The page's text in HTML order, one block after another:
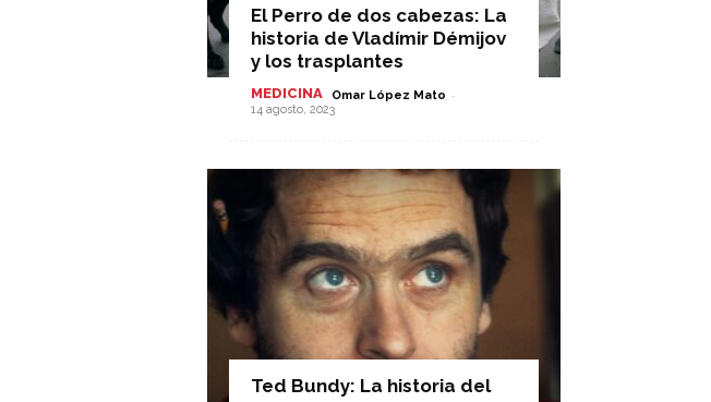
El Perro de dos cabezas: La
historia de Vladímir Démijov
y los trasplantes
MEDICINA Omar López Mato -
14 agosto, 2023
Ted Bundy: La historia del